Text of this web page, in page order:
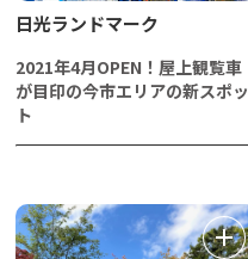
日光ランドマーク
2021年4月OPEN！屋上観覧車
が目印の今市エリアの新スポッ
ト